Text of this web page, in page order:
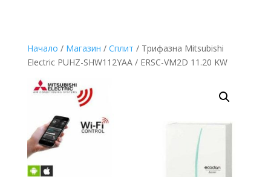
Начало / Магазин / Сплит / Трифазна Mitsubishi
Electric PUHZ-SHW112YАA / ERSC-VM2D 11.20 KW